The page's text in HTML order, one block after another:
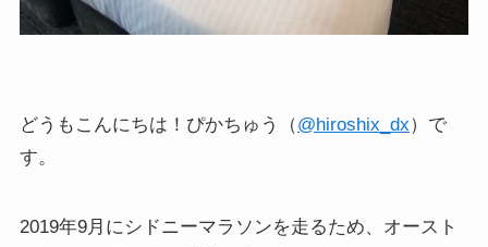
どうもこんにちは！ぴかちゅう（@hiroshix_dx）で
す。
2019年9月にシドニーマラソンを走るため、オースト